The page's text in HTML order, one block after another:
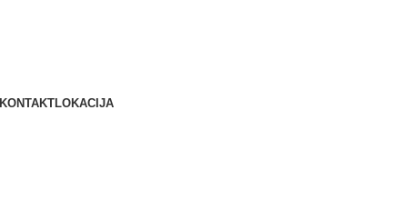
KONTAKTLOKACIJA